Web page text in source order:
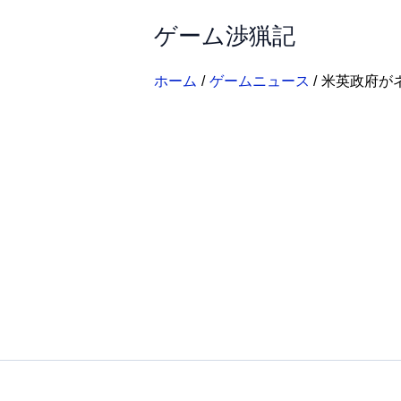
ゲーム渉猟記
ホーム ゲームニュース 米英政府が